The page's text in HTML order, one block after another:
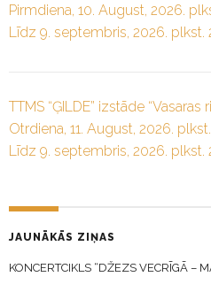
Pirmdiena, 10. August, 2026.
Līdz 9. septembris, 2026. plkst.
TTMS “ĢILDE” izstāde “Vasaras
Otrdiena, 11. August, 2026.
Līdz 9. septembris, 2026. plkst.
JAUNĀKĀS ZIŅAS
KONCERTCIKLS “DŽEZS VECRĪGĀ –